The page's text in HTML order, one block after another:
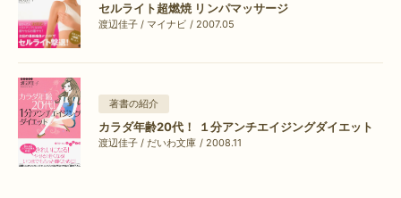
セルライト超燃焼 リンパマッサージ
渡辺佳子 / マイナビ / 2007.05
著書の紹介
カラダ年齢20代！ １分アンチエイジングダイエット
渡辺佳子 / だいわ文庫 / 2008.11